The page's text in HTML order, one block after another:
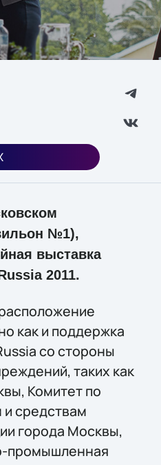
№1),
выставка
2011.
как и поддержка
со стороны
таких как
Комитет по
средствам
города Москвы,
промышленная